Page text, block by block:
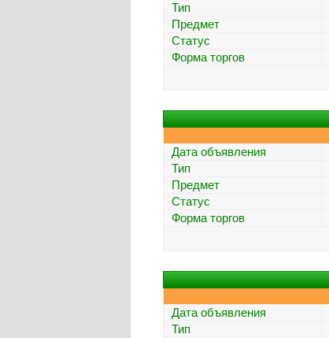
Тип
Предмет
Статус
Форма торгов
Дата объявления
Тип
Предмет
Статус
Форма торгов
Дата объявления
Тип